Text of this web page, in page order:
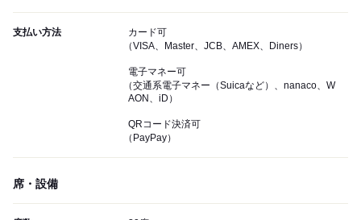
支払い方法
カード可
（VISA、Master、JCB、AMEX、Diners）
電子マネー可
（交通系電子マネー（Suicaなど）、nanaco、W
AON、iD）
QRコード決済可
（PayPay）
席・設備